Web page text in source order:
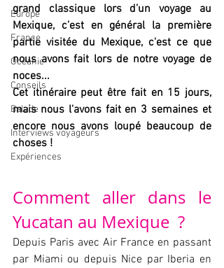
Europe
France
Océanie
Conseils
Balade
Interviews voyageurs
Expériences
grand classique lors d’un voyage au
Mexique, c’est en général la première
partie visitée du Mexique, c'est ce que
nous avons fait lors de notre voyage de
noces...
Cet itinéraire peut être fait en 15 jours,
mais nous l'avons fait en 3 semaines et
encore nous avons loupé beaucoup de
choses !
Comment aller dans le
Yucatan au Mexique  ?
Depuis Paris avec Air France en passant
par Miami ou depuis Nice par Iberia en